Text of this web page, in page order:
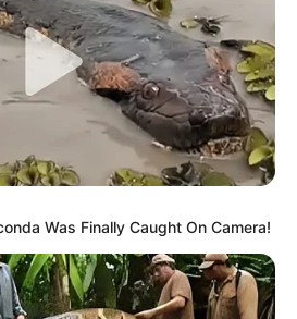
Was Finally Caught On Camera!